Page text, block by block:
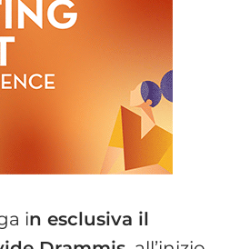
in esclusiva il